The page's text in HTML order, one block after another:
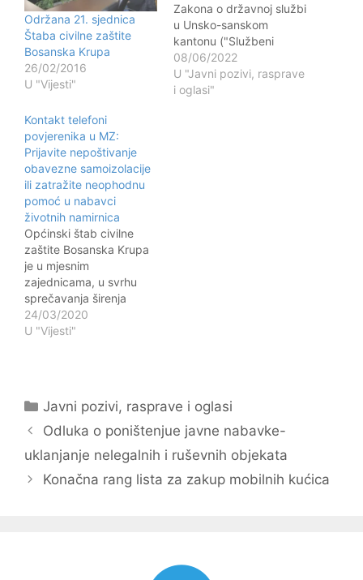
Održana 21. sjednica
Štaba civilne zaštite
Bosanska Krupa
26/02/2016
U "Vijesti"
Zakona o državnoj službi
u Unsko-sanskom
kantonu ("Službeni
glasnik Unsko-sanskog
kantona", broj 14/17 i
15/20), Jedinstvenog
08/06/2022
U "Javni pozivi, rasprave
i oglasi"
Kontakt telefoni
povjerenika u MZ:
Prijavite nepoštivanje
obavezne samoizolacije
ili zatražite neophodnu
pomoć u nabavci
životnih namirnica
Općinski štab civilne
zaštite Bosanska Krupa
je u mjesnim
zajednicama, u svrhu
sprečavanja širenja
koronavirusa, formirao
krizne štabove i
te zatražiti neophodnu
pomoć u nabavci
namirnica. Pomoć u
nabavci namirnica
24/03/2020
U "Vijesti"
Kategorije
Javni pozivi, rasprave i oglasi
Navigacija
objava
Odluka o poništenjue javne nabavke-
uklanjanje nelegalnih i ruševnih objekata
Konačna rang lista za zakup mobilnih kućica